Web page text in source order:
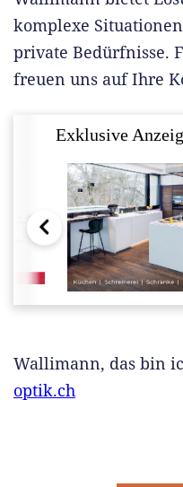
komplexe
private Bedürfnisse.
freuen uns auf Ihre
Exklusive
Wallimann, das bin
optik.ch